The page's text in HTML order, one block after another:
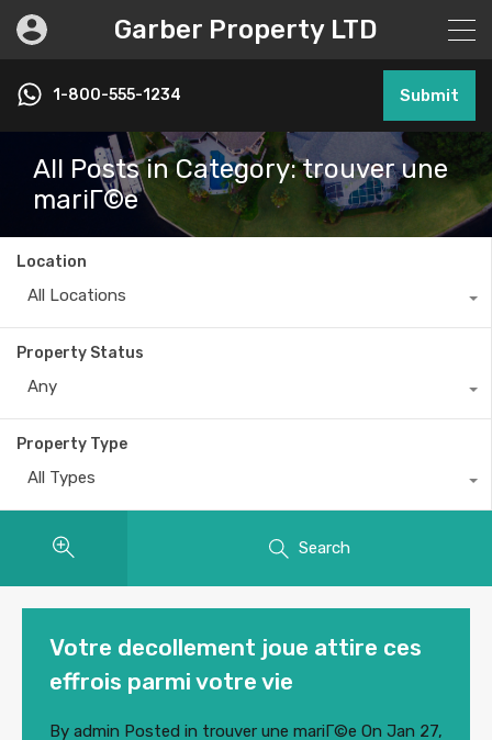
Garber Property LTD
1-800-555-1234 Submit
All Posts in Category: trouver une
mariГ©e
Location
All Locations
Property Status
Any
Property Type
All Types
Search
Votre decollement joue attire ces
effrois parmi votre vie
By admin Posted in trouver une mariГ©e On Jan 27,